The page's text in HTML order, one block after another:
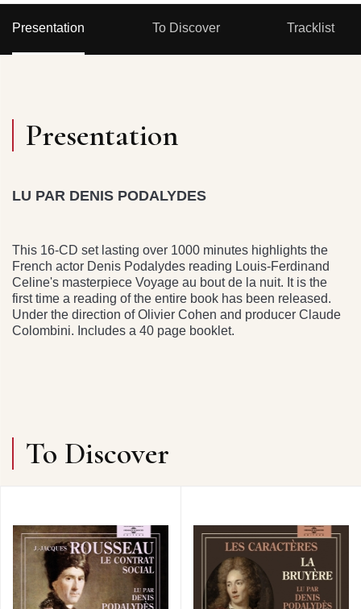
Presentation To Discover Tracklist
Presentation
LU PAR DENIS PODALYDES
This 16-CD set lasting over 1000 minutes highlights the
French actor Denis Podalydes reading Louis-Ferdinand
Celine's masterpiece Voyage au bout de la nuit. It is the
first time a reading of the entire book has been released.
Under the direction of Olivier Cohen and producer Claude
Colombini. Includes a 40 page booklet.
To Discover